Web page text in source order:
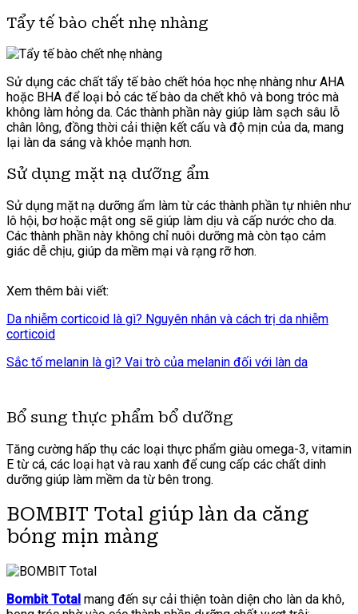
Tẩy tế bào chết nhẹ nhàng
Sử dụng các chất tẩy tế bào chết hóa học nhẹ nhàng như AHA
hoặc BHA để loại bỏ các tế bào da chết khô và bong tróc mà
không làm hỏng da. Các thành phần này giúp làm sạch sâu lỗ
chân lông, đồng thời cải thiện kết cấu và độ mịn của da, mang
lại làn da sáng và khỏe mạnh hơn.
Sử dụng mặt nạ dưỡng ẩm
Sử dụng mặt nạ dưỡng ẩm làm từ các thành phần tự nhiên như
lô hội, bơ hoặc mật ong sẽ giúp làm dịu và cấp nước cho da.
Các thành phần này không chỉ nuôi dưỡng mà còn tạo cảm
giác dễ chịu, giúp da mềm mại và rạng rỡ hơn.
Xem thêm bài viết:
Da nhiễm corticoid là gì? Nguyên nhân và cách trị da nhiễm
corticoid
Sắc tố melanin là gì? Vai trò của melanin đối với làn da
Bổ sung thực phẩm bổ dưỡng
Tăng cường hấp thụ các loại thực phẩm giàu omega-3, vitamin
E từ cá, các loại hạt và rau xanh để cung cấp các chất dinh
dưỡng giúp làm mềm da từ bên trong.
BOMBIT Total giúp làn da căng
bóng mịn màng
Bombit Total mang đến sự cải thiện toàn diện cho làn da khô,